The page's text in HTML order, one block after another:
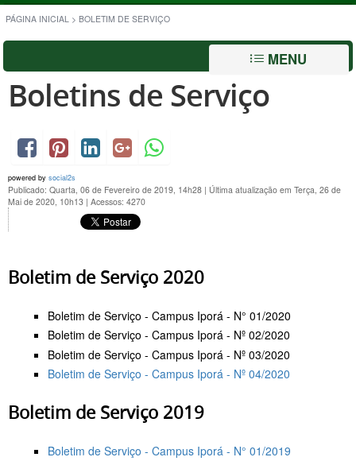
PÁGINA INICIAL > BOLETIM DE SERVIÇO
MENU
Boletins de Serviço
powered by social2s
Publicado: Quarta, 06 de Fevereiro de 2019, 14h28 | Última atualização em Terça, 26 de
Mai de 2020, 10h13 | Acessos: 4270
Boletim de Serviço 2020
Boletim de Serviço - Campus Iporá - N° 01/2020
Boletim de Serviço - Campus Iporá - Nº 02/2020
Boletim de Serviço - Campus Iporá - Nº 03/2020
Boletim de Serviço - Campus Iporá - Nº 04/2020
Boletim de Serviço 2019
Boletim de Serviço - Campus Iporá - N° 01/2019